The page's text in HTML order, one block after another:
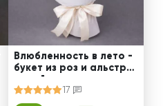
Влюбленность в лето -
букет из роз и альстро
мерий
17